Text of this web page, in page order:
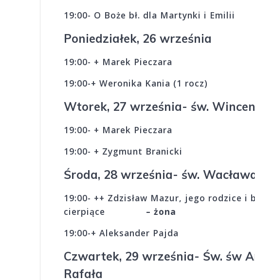
19:00- O Boże bł. dla Martynki i Emilii
Poniedziałek, 26 września
19:00- + Marek
19:00-+ Weronika Kania (1 rocz)
Wtorek, 27 września- św.
19:00- + Marek Pieczara
19:00- + Zygmunt
Środa, 28 września- św.
19:00- ++ Zdzisław Mazur, jego rodzice i
cierpiące – żona
19:00-+ Aleksander Pajda
Czwartek, 29 września- Św. św
Rafała